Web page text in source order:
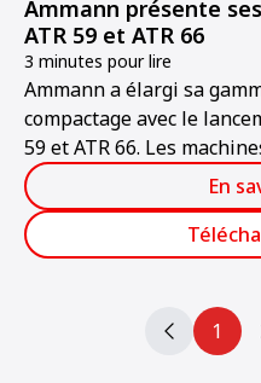
Ammann présente
ATR 59 et ATR 66
3 minutes pour lire
Ammann a élargi sa
compactage avec le
59 et ATR 66. Les
offrent une valeur ajoutée
entrepreneurs grâce à
ergonomie améliorée et
simplifiée.
En
1